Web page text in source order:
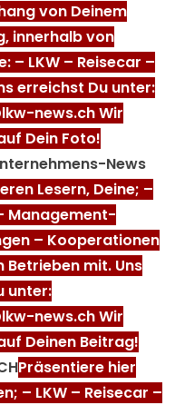
von Deinem
innerhalb von
– LKW – Reisecar –
erreichst Du unter:
news.ch Wir
Dein Foto!
News
Lesern, Deine; –
Management-
– Kooperationen
Betrieben mit. Uns
unter:
news.ch Wir
Deinen Beitrag!
Präsentiere hier
– LKW – Reisecar –